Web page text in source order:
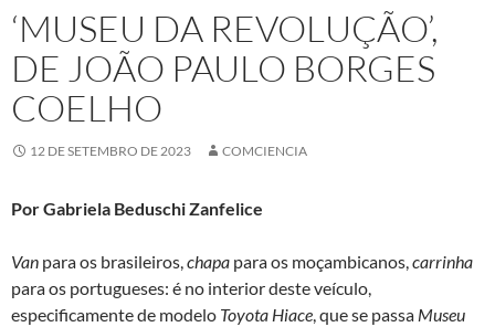
‘MUSEU DA REVOLUÇÃO’,
DE JOÃO PAULO BORGES
COELHO
12 DE SETEMBRO DE 2023 COMCIENCIA
Por Gabriela Beduschi Zanfelice
Van para os brasileiros,chapa para os moçambicanos,carrinha
para os portugueses: é no interior deste veículo,
especificamente de modelo Toyota Hiace, que se passa Museu